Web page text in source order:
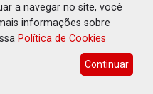
às 09:37
- 24 - 31 - 43 - 54
a navegar no site, você
informações sobre
Política de Cookies
Continuar